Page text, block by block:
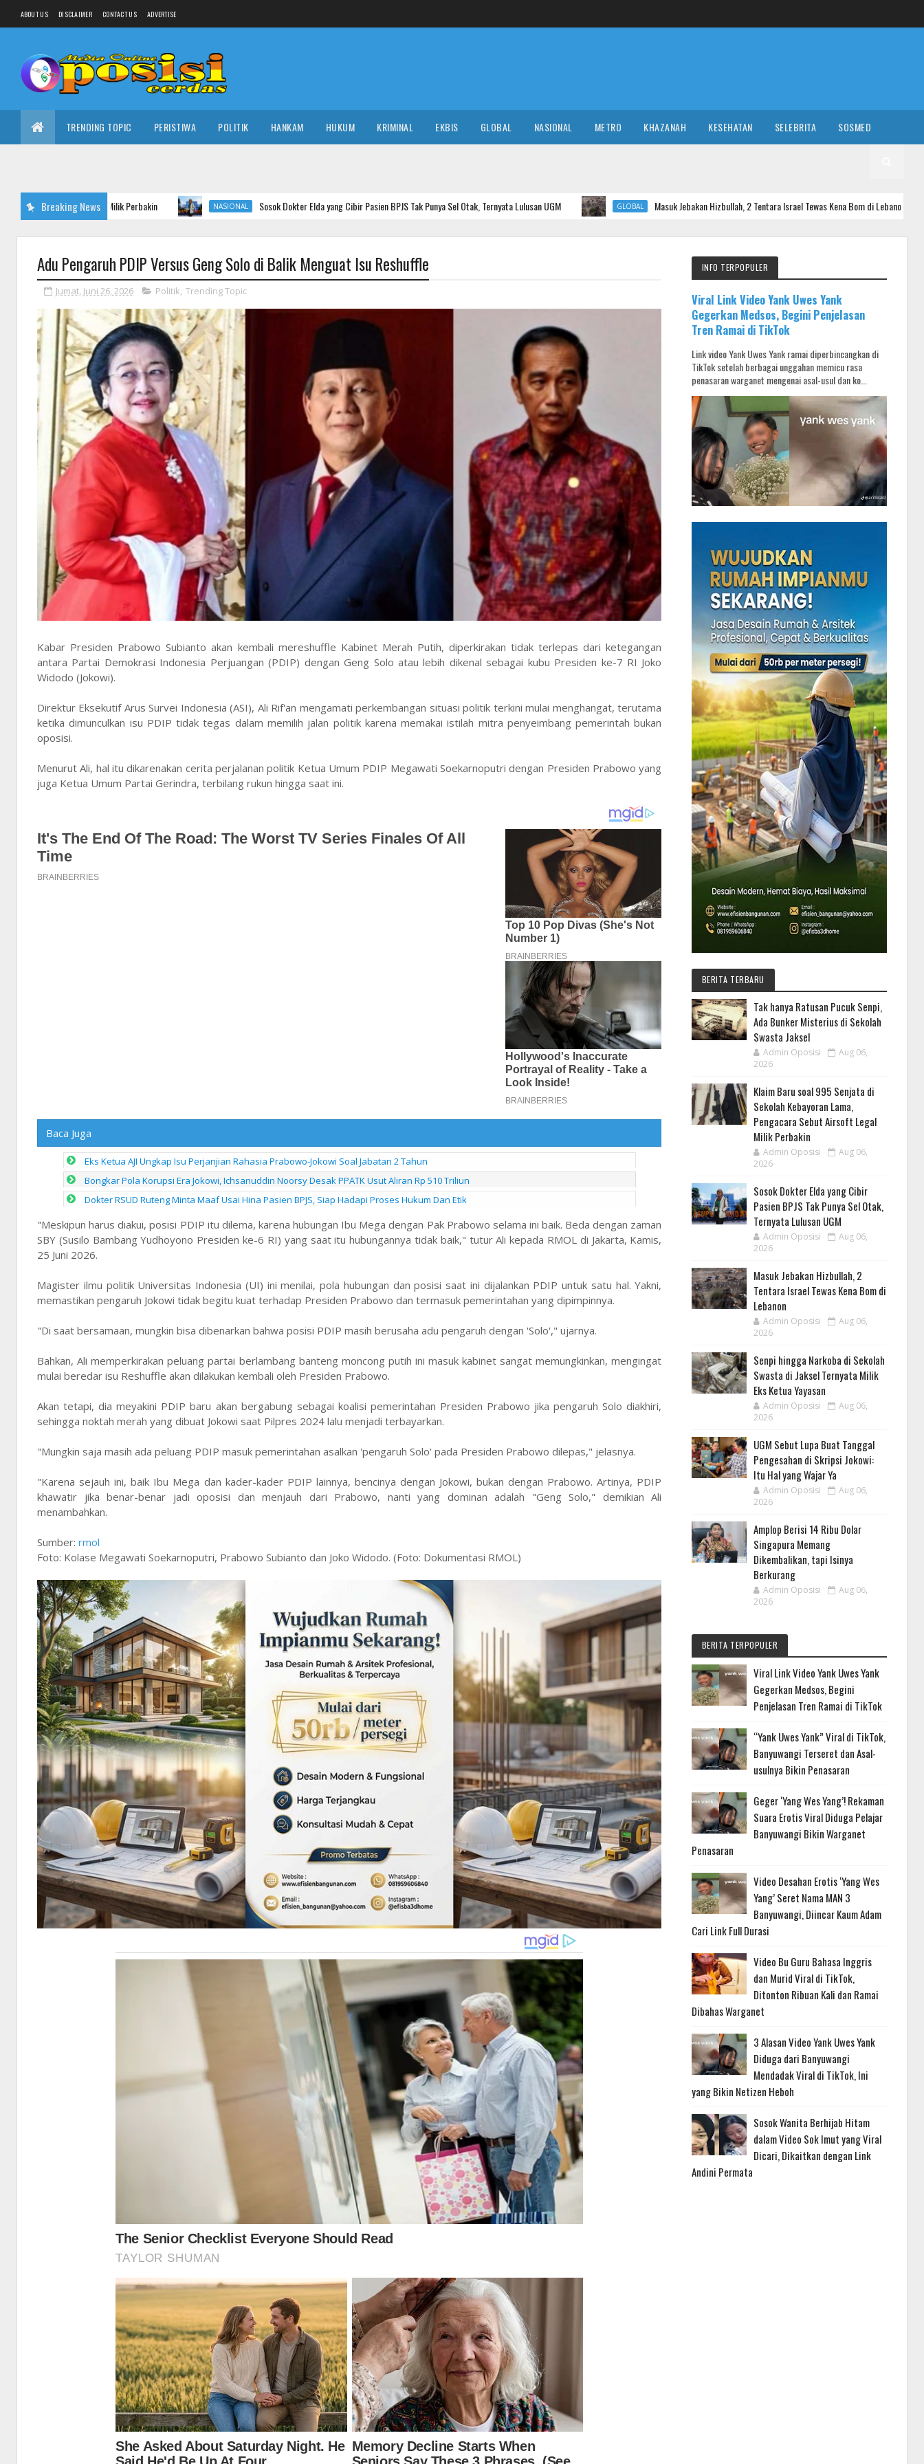
ABOUT US DISCLAIMER CONTACT US ADVERTISE
TRENDING TOPIC PERISTIWA POLITIK HANKAM HUKUM KRIMINAL EKBIS GLOBAL NASIONAL METRO KHAZANAH KESEHATAN SELEBRITA SOSMED
Breaking News NASIONAL Sosok Dokter Elda yang Cibir Pasien BPJS Tak Punya Sel Otak, Ternyata Lulusan UGM GLOBAL Masuk Jebakan Hizbullah, 2 Tentara Israel Tewas Kena Bom di Lebanon
Adu Pengaruh PDIP Versus Geng Solo di Balik Menguat Isu Reshuffle
Jumat, Juni 26, 2026 Politik, Trending Topic
Kabar Presiden Prabowo Subianto akan kembali mereshuffle Kabinet Merah Putih, diperkirakan tidak terlepas dari ketegangan
antara Partai Demokrasi Indonesia Perjuangan (PDIP) dengan Geng Solo atau lebih dikenal sebagai kubu Presiden ke-7 RI Joko
Widodo (Jokowi).
Direktur Eksekutif Arus Survei Indonesia (ASI), Ali Rif'an mengamati perkembangan situasi politik terkini mulai menghangat, terutama
ketika dimunculkan isu PDIP tidak tegas dalam memilih jalan politik karena memakai istilah mitra penyeimbang pemerintah bukan
oposisi.
Menurut Ali, hal itu dikarenakan cerita perjalanan politik Ketua Umum PDIP Megawati Soekarnoputri dengan Presiden Prabowo yang
juga Ketua Umum Partai Gerindra, terbilang rukun hingga saat ini.
Baca Juga
Eks Ketua AJI Ungkap Isu Perjanjian Rahasia Prabowo-Jokowi Soal Jabatan 2 Tahun
Bongkar Pola Korupsi Era Jokowi, Ichsanuddin Noorsy Desak PPATK Usut Aliran Rp 510 Triliun
Dokter RSUD Ruteng Minta Maaf Usai Hina Pasien BPJS, Siap Hadapi Proses Hukum Dan Etik
"Meskipun harus diakui, posisi PDIP itu dilema, karena hubungan Ibu Mega dengan Pak Prabowo selama ini baik. Beda dengan zaman
SBY (Susilo Bambang Yudhoyono Presiden ke-6 RI) yang saat itu hubungannya tidak baik," tutur Ali kepada RMOL di Jakarta, Kamis,
25 Juni 2026.
Magister ilmu politik Universitas Indonesia (UI) ini menilai, pola hubungan dan posisi saat ini dijalankan PDIP untuk satu hal. Yakni,
memastikan pengaruh Jokowi tidak begitu kuat terhadap Presiden Prabowo dan termasuk pemerintahan yang dipimpinnya.
"Di saat bersamaan, mungkin bisa dibenarkan bahwa posisi PDIP masih berusaha adu pengaruh dengan 'Solo'," ujarnya.
Bahkan, Ali memperkirakan peluang partai berlambang banteng moncong putih ini masuk kabinet sangat memungkinkan, mengingat
mulai beredar isu Reshuffle akan dilakukan kembali oleh Presiden Prabowo.
Akan tetapi, dia meyakini PDIP baru akan bergabung sebagai koalisi pemerintahan Presiden Prabowo jika pengaruh Solo diakhiri,
sehingga noktah merah yang dibuat Jokowi saat Pilpres 2024 lalu menjadi terbayarkan.
"Mungkin saja masih ada peluang PDIP masuk pemerintahan asalkan 'pengaruh Solo' pada Presiden Prabowo dilepas," jelasnya.
"Karena sejauh ini, baik Ibu Mega dan kader-kader PDIP lainnya, bencinya dengan Jokowi, bukan dengan Prabowo. Artinya, PDIP
khawatir jika benar-benar jadi oposisi dan menjauh dari Prabowo, nanti yang dominan adalah "Geng Solo," demikian Ali
menambahkan.
Sumber: rmol
Foto: Kolase Megawati Soekarnoputri, Prabowo Subianto dan Joko Widodo. (Foto: Dokumentasi RMOL)
INFO TERPOPULER
Viral Link Video Yank Uwes Yank
Gegerkan Medsos, Begini Penjelasan
Tren Ramai di TikTok
Link video Yank Uwes Yank ramai diperbincangkan di
TikTok setelah berbagai unggahan memicu rasa
penasaran warganet mengenai asal-usul dan ko...
BERITA TERBARU
Tak hanya Ratusan Pucuk Senpi,
Ada Bunker Misterius di Sekolah
Swasta Jaksel
Admin Oposisi
Aug 06,
2026
Klaim Baru soal 995 Senjata di
Sekolah Kebayoran Lama,
Pengacara Sebut Airsoft Legal
Milik Perbakin
Admin Oposisi
Aug 06,
2026
Sosok Dokter Elda yang Cibir
Pasien BPJS Tak Punya Sel Otak,
Ternyata Lulusan UGM
Admin Oposisi
Aug 06,
2026
Masuk Jebakan Hizbullah, 2
Tentara Israel Tewas Kena Bom di
Lebanon
Admin Oposisi
Aug 06,
2026
Senpi hingga Narkoba di Sekolah
Swasta di Jaksel Ternyata Milik
Eks Ketua Yayasan
Admin Oposisi
Aug 06,
2026
UGM Sebut Lupa Buat Tanggal
Pengesahan di Skripsi Jokowi:
Itu Hal yang Wajar Ya
Admin Oposisi
Aug 06,
2026
Amplop Berisi 14 Ribu Dolar
Singapura Memang
Dikembalikan, tapi Isinya
Berkurang
Admin Oposisi
Aug 06,
2026
BERITA TERPOPULER
Viral Link Video Yank Uwes Yank
Gegerkan Medsos, Begini
Penjelasan Tren Ramai di TikTok
“Yank Uwes Yank” Viral di TikTok,
Banyuwangi Terseret dan Asal-
usulnya Bikin Penasaran
Geger ‘Yang Wes Yang’! Rekaman
Suara Erotis Viral Diduga Pelajar
Banyuwangi Bikin Warganet
Penasaran
Video Desahan Erotis ‘Yang Wes
Yang’ Seret Nama MAN 3
Banyuwangi, Diincar Kaum Adam
Cari Link Full Durasi
Video Bu Guru Bahasa Inggris
dan Murid Viral di TikTok,
Ditonton Ribuan Kali dan Ramai
Dibahas Warganet
3 Alasan Video Yank Uwes Yank
Diduga dari Banyuwangi
Mendadak Viral di TikTok, Ini
yang Bikin Netizen Heboh
Sosok Wanita Berhijab Hitam
dalam Video Sok Imut yang Viral
Dicari, Dikaitkan dengan Link
Andini Permata